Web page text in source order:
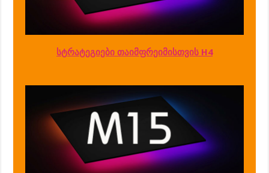
სტრატეგიები თაიმფრეიმისთვის H4